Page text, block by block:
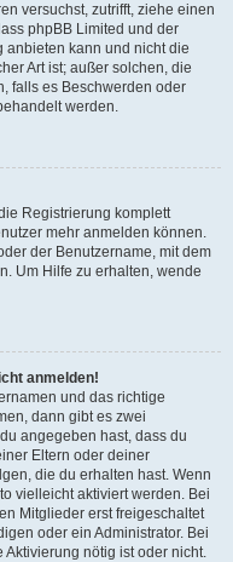
versuchst, zutrifft, ziehe einen
phpBB Limited und der
anbieten kann und nicht die
Art ist; außer solchen, die
falls es Beschwerden oder
werden.
Registrierung komplett
mehr anmelden können.
der Benutzername, mit dem
Um Hilfe zu erhalten, wende
anmelden!
und das richtige
dann gibt es zwei
angegeben hast, dass du
Eltern oder deiner
die du erhalten hast. Wenn
vielleicht aktiviert werden. Bei
Mitglieder erst freigeschaltet
oder ein Administrator. Bei
nötig ist oder nicht.